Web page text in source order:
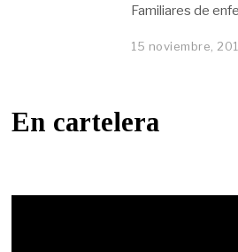
Familiares de
15 noviembre,
En cartelera